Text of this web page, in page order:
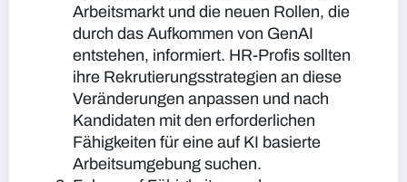
Arbeitsmarkt und die neuen Rollen, die
durch das Aufkommen von GenAI
entstehen, informiert. HR-Profis sollten
ihre Rekrutierungsstrategien an diese
Veränderungen anpassen und nach
Kandidaten mit den erforderlichen
Fähigkeiten für eine auf KI basierte
Arbeitsumgebung suchen.